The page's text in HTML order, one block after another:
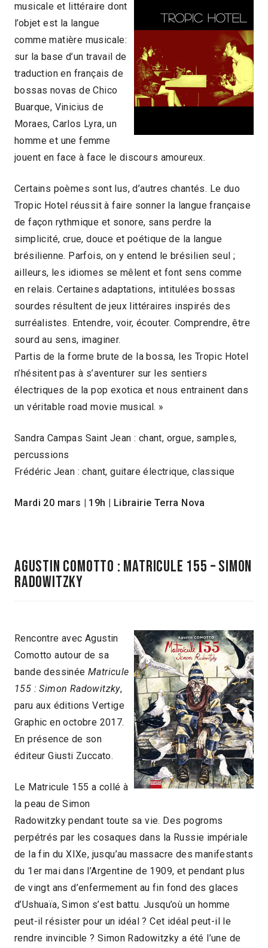
musicale et littéraire dont
l’objet est la langue
comme matière musicale:
sur la base d’un travail de
traduction en français de
bossas novas de Chico
Buarque, Vinicius de
Moraes, Carlos Lyra, un
homme et une femme
jouent en face à face le discours amoureux.
Certains poèmes sont lus, d’autres chantés. Le duo
Tropic Hotel réussit à faire sonner la langue française
de façon rythmique et sonore, sans perdre la
simplicité, crue, douce et poétique de la langue
brésilienne. Parfois, on y entend le brésilien seul ;
ailleurs, les idiomes se mêlent et font sens comme
en relais. Certaines adaptations, intitulées bossas
sourdes résultent de jeux littéraires inspirés des
surréalistes. Entendre, voir, écouter. Comprendre, être
sourd au sens, imaginer.
Partis de la forme brute de la bossa, les Tropic Hotel
n’hésitent pas à s’aventurer sur les sentiers
électriques de la pop exotica et nous entrainent dans
un véritable road movie musical. »
Sandra Campas Saint Jean : chant, orgue, samples,
percussions
Frédéric Jean : chant, guitare électrique, classique
Mardi 20 mars | 19h | Librairie Terra Nova
Agustin Comotto : Matricule 155 – Simon
Radowitzky
Rencontre avec Agustin
Comotto autour de sa
bande dessinéeMatricule
155 : Simon Radowitzky,
paru aux éditions Vertige
Graphic en octobre 2017.
En présence de son
éditeur Giusti Zuccato.
Le Matricule 155 a collé à
la peau de Simon
Radowitzky pendant toute sa vie. Des pogroms
perpétrés par les cosaques dans la Russie impériale
de la fin du XIXe, jusqu’au massacre des manifestants
du 1er mai dans l’Argentine de 1909, et pendant plus
de vingt ans d’enfermement au fin fond des glaces
d’Ushuaïa, Simon s’est battu. Jusqu’où un homme
peut-il résister pour un idéal ? Cet idéal peut-il le
rendre invincible ? Simon Radowitzky a été l’une de